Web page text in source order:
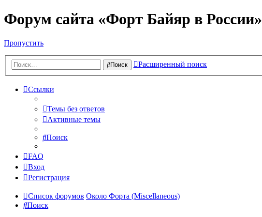
Форум сайта «Форт Байяр в России»
Пропустить
Поиск Расширенный поиск
Ссылки
Темы без ответов
Активные темы
Поиск
FAQ
Вход
Регистрация
Список форумов Около Форта (Miscellaneous)
Поиск